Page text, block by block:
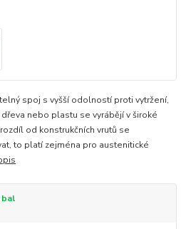
spoj s vyšší odolností proti vytržení,
nebo plastu se vyrábějí v široké
od konstrukčních vrutů se
to platí zejména pro austenitické
bal